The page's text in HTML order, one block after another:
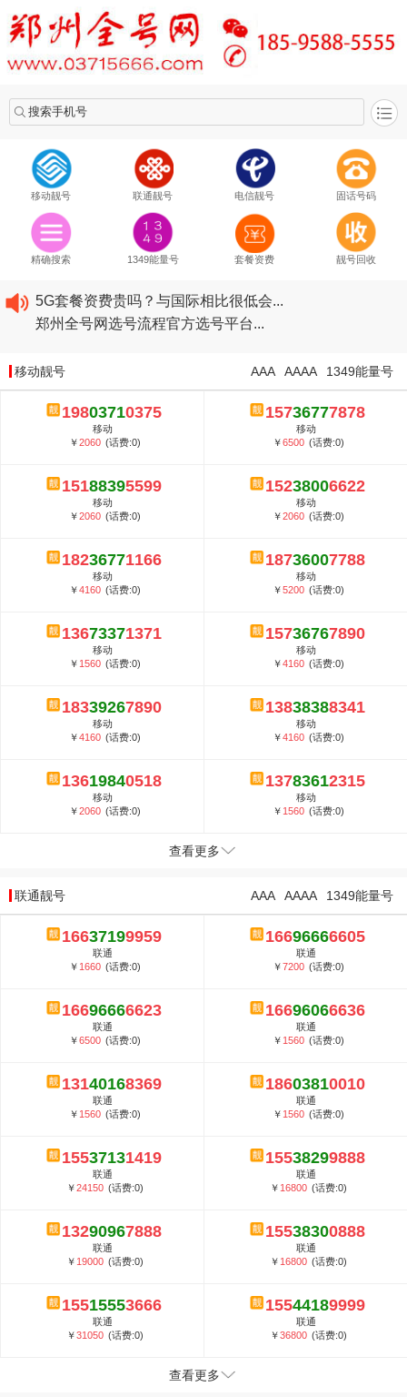
搜索手机号
移动靓号 联通靓号 电信靓号 固话号码
精确搜索 1349能量号 套餐资费 靓号回收
2020​移动最新套餐资费...
2020​联通最新套餐资费...
5G套餐资费贵吗？与国际相比很低会...
郑州全号网选号流程官方选号平台...
2020​联通最新套餐资费...
2020​电信最新套餐资费...
5G套餐资费贵吗？与国际相比很低会...
郑州全号网选号流程官方选号平台...
移动靓号 1349能量号
AAAA
AAA
19803710375
移动
￥2060 (话费:0)
15736777878
移动
￥6500 (话费:0)
15188395599
移动
￥2060 (话费:0)
15238006622
移动
￥2060 (话费:0)
18236771166
移动
￥4160 (话费:0)
18736007788
移动
￥5200 (话费:0)
13673371371
移动
￥ 1560 (话费:0)
15736767890
移动
￥4160 (话费:0)
18339267890
移动
￥4160 (话费:0)
13838388341
移动
￥4160 (话费:0)
13619840518
移动
￥2060 (话费:0)
13783612315
移动
￥ 1560 (话费:0)
查看更多
联通靓号 1349能量号
AAAA
AAA
16637199959
联通
￥ 1660 (话费:0)
16696666605
联通
￥7200 (话费:0)
16696666623
联通
￥6500 (话费:0)
16696066636
联通
￥ 1560 (话费:0)
13140168369
联通
￥ 1560 (话费:0)
18603810010
联通
￥ 1560 (话费:0)
15537131419
联通
￥24150 (话费:0)
15538299888
联通
￥ 16800 (话费:0)
13290967888
联通
￥ 19000 (话费:0)
15538300888
联通
￥ 16800 (话费:0)
15515553666
联通
￥31050 (话费:0)
15544189999
联通
￥36800 (话费:0)
查看更多